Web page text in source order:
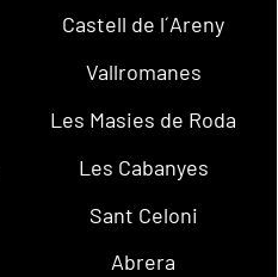
Castell de l´Areny
Vallromanes
Les Masies de Roda
Les Cabanyes
Sant Celoni
Abrera